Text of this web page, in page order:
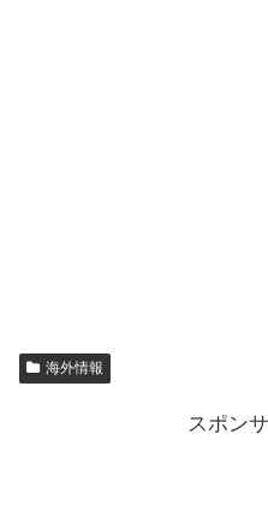
海外情報
スポン